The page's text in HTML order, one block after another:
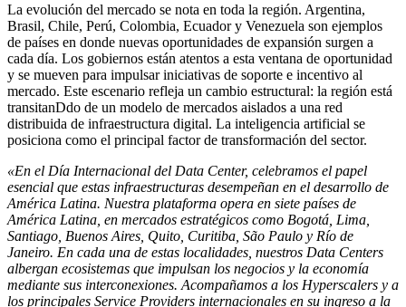
La evolución del mercado se nota en toda la región. Argentina,
Brasil, Chile, Perú, Colombia, Ecuador y Venezuela son ejemplos
de países en donde nuevas oportunidades de expansión surgen a
cada día. Los gobiernos están atentos a esta ventana de oportunidad
y se mueven para impulsar iniciativas de soporte e incentivo al
mercado. Este escenario refleja un cambio estructural: la región está
transitanDdo de un modelo de mercados aislados a una red
distribuida de infraestructura digital. La inteligencia artificial se
posiciona como el principal factor de transformación del sector.
«En el Día Internacional del Data Center, celebramos el papel
esencial que estas infraestructuras desempeñan en el desarrollo de
América Latina. Nuestra plataforma opera en siete países de
América Latina, en mercados estratégicos como Bogotá, Lima,
Santiago, Buenos Aires, Quito, Curitiba, São Paulo y Río de
Janeiro. En cada una de estas localidades, nuestros Data Centers
albergan ecosistemas que impulsan los negocios y la economía
mediante sus interconexiones. Acompañamos a los Hyperscalers y a
los principales Service Providers internacionales en su ingreso a la